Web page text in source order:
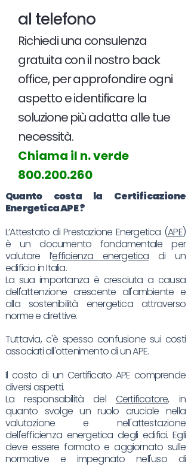
al telefono
Richiedi una consulenza
gratuita con il nostro back
office, per approfondire ogni
aspetto e identificare la
soluzione più adatta alle tue
necessità.
Chiama il n. verde
800.200.260
Quanto costa la Certificazione
EnergeticaAPE?
L’Attestato di Prestazione Energetica (APE)
è un documento fondamentale per
valutare l’efficienza energetica di un
edificio in Italia.
La sua importanza è cresciuta a causa
dell'attenzione crescente all'ambiente e
alla sostenibilità energetica attraverso
norme e direttive.
Tuttavia, c'è spesso confusione sui costi
associati all'ottenimento di un APE.
Il costo di un Certificato APE comprende
diversi aspetti.
La responsabilità del Certificatore, in
quanto svolge un ruolo cruciale nella
valutazione e nell'attestazione
dell'efficienza energetica degli edifici. Egli
deve essere formato e aggiornato sulle
normative e impegnato nell'uso di